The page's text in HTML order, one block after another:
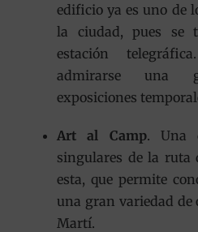
edificio ya es uno de
la ciudad, pues se
estación
admirarse una
exposiciones
Art al Camp. Una
singulares de la ruta
esta, que permite
una gran variedad de
Martí.